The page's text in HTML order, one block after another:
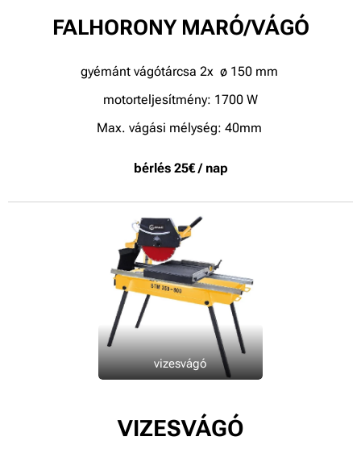
FALHORONY MARÓ/VÁGÓ
gyémánt vágótárcsa 2x ø 150 mm
motorteljesítmény: 1700 W
Max. vágási mélység: 40mm
bérlés 25€ / nap
vizesvágó
VIZESVÁGÓ